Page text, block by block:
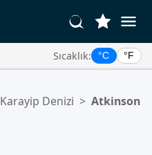
Sıcaklık: °C °F
Karayip Denizi > Atkinson